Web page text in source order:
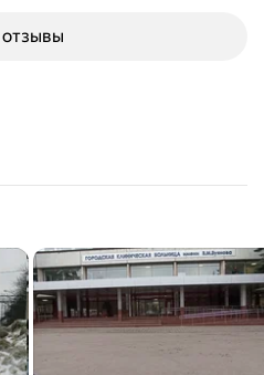
отзывы